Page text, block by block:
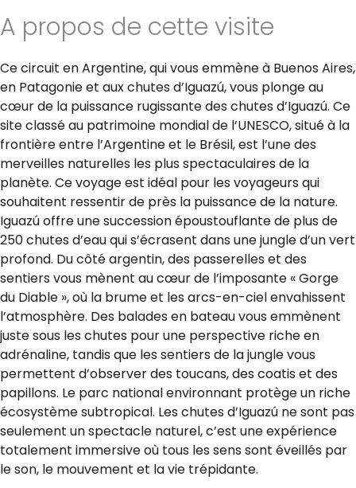
A propos de cette visite
Ce circuit en Argentine, qui vous emmène à Buenos Aires,
en Patagonie et aux chutes d’Iguazú, vous plonge au
cœur de la puissance rugissante des chutes d’Iguazú. Ce
site classé au patrimoine mondial de l’UNESCO, situé à la
frontière entre l’Argentine et le Brésil, est l’une des
merveilles naturelles les plus spectaculaires de la
planète. Ce voyage est idéal pour les voyageurs qui
souhaitent ressentir de près la puissance de la nature.
Iguazú offre une succession époustouflante de plus de
250 chutes d’eau qui s’écrasent dans une jungle d’un vert
profond. Du côté argentin, des passerelles et des
sentiers vous mènent au cœur de l’imposante « Gorge
du Diable », où la brume et les arcs-en-ciel envahissent
l’atmosphère. Des balades en bateau vous emmènent
juste sous les chutes pour une perspective riche en
adrénaline, tandis que les sentiers de la jungle vous
permettent d’observer des toucans, des coatis et des
papillons. Le parc national environnant protège un riche
écosystème subtropical. Les chutes d’Iguazú ne sont pas
seulement un spectacle naturel, c’est une expérience
totalement immersive où tous les sens sont éveillés par
le son, le mouvement et la vie trépidante.